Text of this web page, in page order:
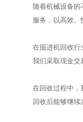
随着机械设备
服务，以高效、
在掘进机回收行
我们采取现金交
在回收过程中，
回收后能够继续